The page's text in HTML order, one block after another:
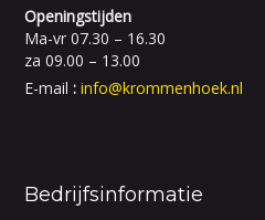
Openingstijden
Ma-vr 07.30 – 16.30
za 09.00 – 13.00
E-mail :info@krommenhoek.nl
Bedrijfsinformatie